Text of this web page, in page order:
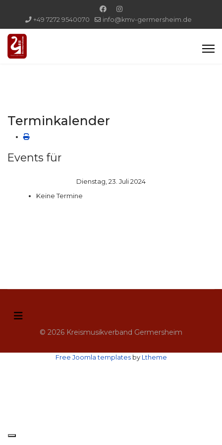
+49 7272 9540070 info@kmv-germersheim.de
Terminkalender
Events für
Dienstag, 23. Juli 2024
Keine Termine
© 2026 Kreismusikverband Germersheim
Free Joomla templatesby Ltheme